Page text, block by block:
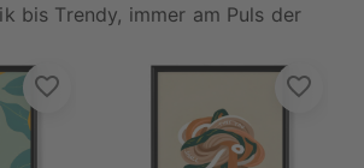
bis Trendy, immer am Puls der